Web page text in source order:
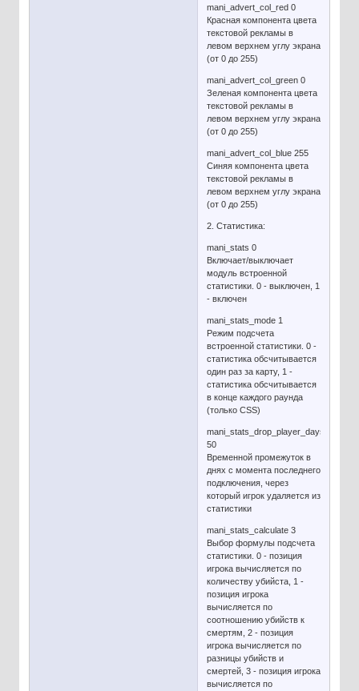
mani_advert_col_red 0
Красная компонента цвета
текстовой рекламы в
левом верхнем углу экрана
(от 0 до 255)
mani_advert_col_green 0
Зеленая компонента цвета
текстовой рекламы в
левом верхнем углу экрана
(от 0 до 255)
mani_advert_col_blue 255
Синяя компонента цвета
текстовой рекламы в
левом верхнем углу экрана
(от 0 до 255)
2. Статистика:
mani_stats 0
Включает/выключает
модуль встроенной
статистики. 0 - выключен, 1
- включен
mani_stats_mode 1
Режим подсчета
встроенной статистики. 0 -
статистика обсчитывается
один раз за карту, 1 -
статистика обсчитывается
в конце каждого раунда
(только CSS)
mani_stats_drop_player_days
50
Временной промежуток в
днях с момента последнего
подключения, через
который игрок удаляется из
статистики
mani_stats_calculate 3
Выбор формулы подсчета
статистики. 0 - позиция
игрока вычисляется по
количеству убийста, 1 -
позиция игрока
вычисляется по
соотношению убийств к
смертям, 2 - позиция
игрока вычисляется по
разницы убийств и
смертей, 3 - позиция игрока
вычисляется по